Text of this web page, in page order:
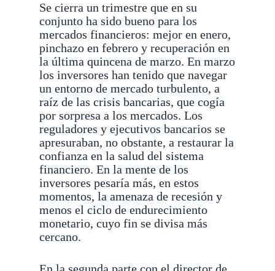
Se cierra un trimestre que en su
conjunto ha sido bueno para los
mercados financieros: mejor en enero,
pinchazo en febrero y recuperación en
la última quincena de marzo. En marzo
los inversores han tenido que navegar
un entorno de mercado turbulento, a
raíz de las crisis bancarias, que cogía
por sorpresa a los mercados. Los
reguladores y ejecutivos bancarios se
apresuraban, no obstante, a restaurar la
confianza en la salud del sistema
financiero. En la mente de los
inversores pesaría más, en estos
momentos, la amenaza de recesión y
menos el ciclo de endurecimiento
monetario, cuyo fin se divisa más
cercano.